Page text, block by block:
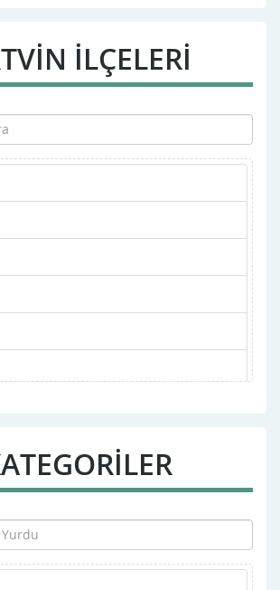
İLÇELERİ